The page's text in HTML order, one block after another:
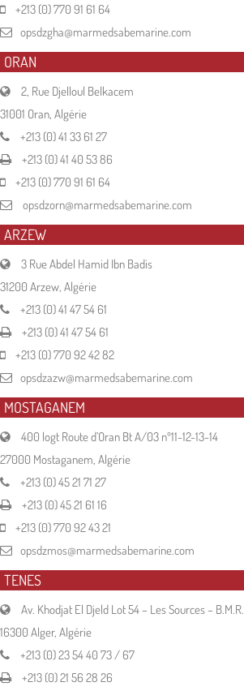
+213 (0) 770 91 61 64
opsdzgha@marmedsabemarine.com
ORAN
2, Rue Djelloul Belkacem
31001 Oran, Algérie
+213 (0) 41 33 61 27
+213 (0) 41 40 53 86
+213 (0) 770 91 61 64
opsdzorn@marmedsabemarine.com
ARZEW
3 Rue Abdel Hamid Ibn Badis
31200 Arzew, Algérie
+213 (0) 41 47 54 61
+213 (0) 41 47 54 61
+213 (0) 770 92 42 82
opsdzazw@marmedsabemarine.com
MOSTAGANEM
400 logt Route d’Oran Bt A/03 nº11-12-13-14
27000 Mostaganem, Algérie
+213 (0) 45 21 71 27
+213 (0) 45 21 61 16
+213 (0) 770 92 43 21
opsdzmos@marmedsabemarine.com
TENES
Av. Khodjat El Djeld Lot 54 – Les Sources – B.M.R.
16300 Alger, Algérie
+213 (0) 23 54 40 73 / 67
+213 (0) 21 56 28 26